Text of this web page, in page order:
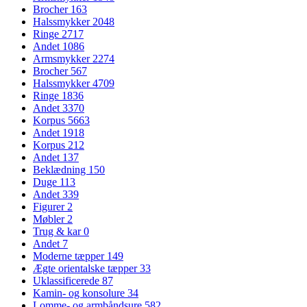
Brocher 163
Halssmykker2048
Ringe 2717
Andet 1086
Armsmykker2274
Brocher 567
Halssmykker4709
Ringe 1836
Andet3370
Korpus 5663
Andet 1918
Korpus 212
Andet 137
Beklædning 150
Duge 113
Andet339
Figurer2
Møbler2
Trug & kar0
Andet 7
Moderne tæpper 149
Ægte orientalske tæpper33
Uklassificerede 87
Kamin- og konsolure 34